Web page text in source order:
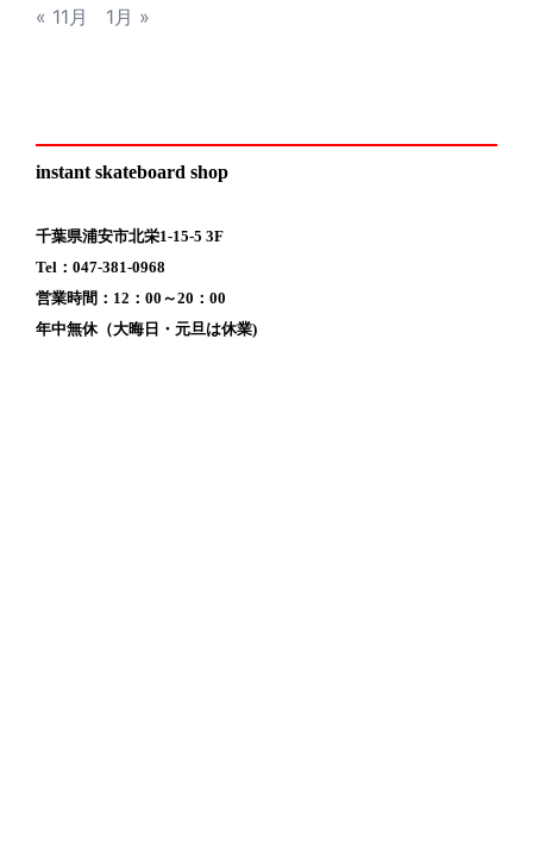
« 11月
1月 »
instant skateboard shop
千葉県浦安市北栄1-15-5 3F
Tel：047-381-0968
営業時間：12：00～20：00
年中無休（大晦日・元旦は休業)